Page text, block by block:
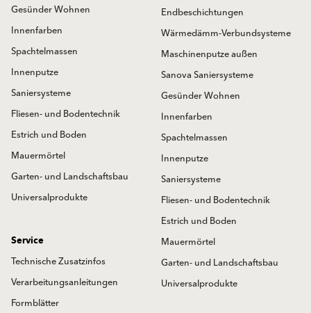
Gesünder Wohnen
Innenfarben
Spachtelmassen
Innenputze
Saniersysteme
Fliesen- und Bodentechnik
Estrich und Boden
Mauermörtel
Garten- und Landschaftsbau
Universalprodukte
Endbeschichtungen
Wärmedämm-Verbundsysteme
Maschinenputze außen
Sanova Saniersysteme
Gesünder Wohnen
Innenfarben
Spachtelmassen
Innenputze
Saniersysteme
Fliesen- und Bodentechnik
Estrich und Boden
Mauermörtel
Garten- und Landschaftsbau
Universalprodukte
Service
Technische Zusatzinfos
Verarbeitungsanleitungen
Formblätter